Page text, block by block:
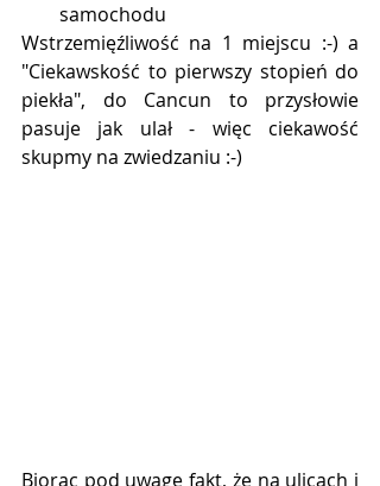
samochodu
Wstrzemięźliwość na 1 miejscu :-) a
"Ciekawskość to pierwszy stopień do
piekła", do Cancun to przysłowie
pasuje jak ulał - więc ciekawość
skupmy na zwiedzaniu :-)
Biorąc pod uwagę fakt, że na ulicach i